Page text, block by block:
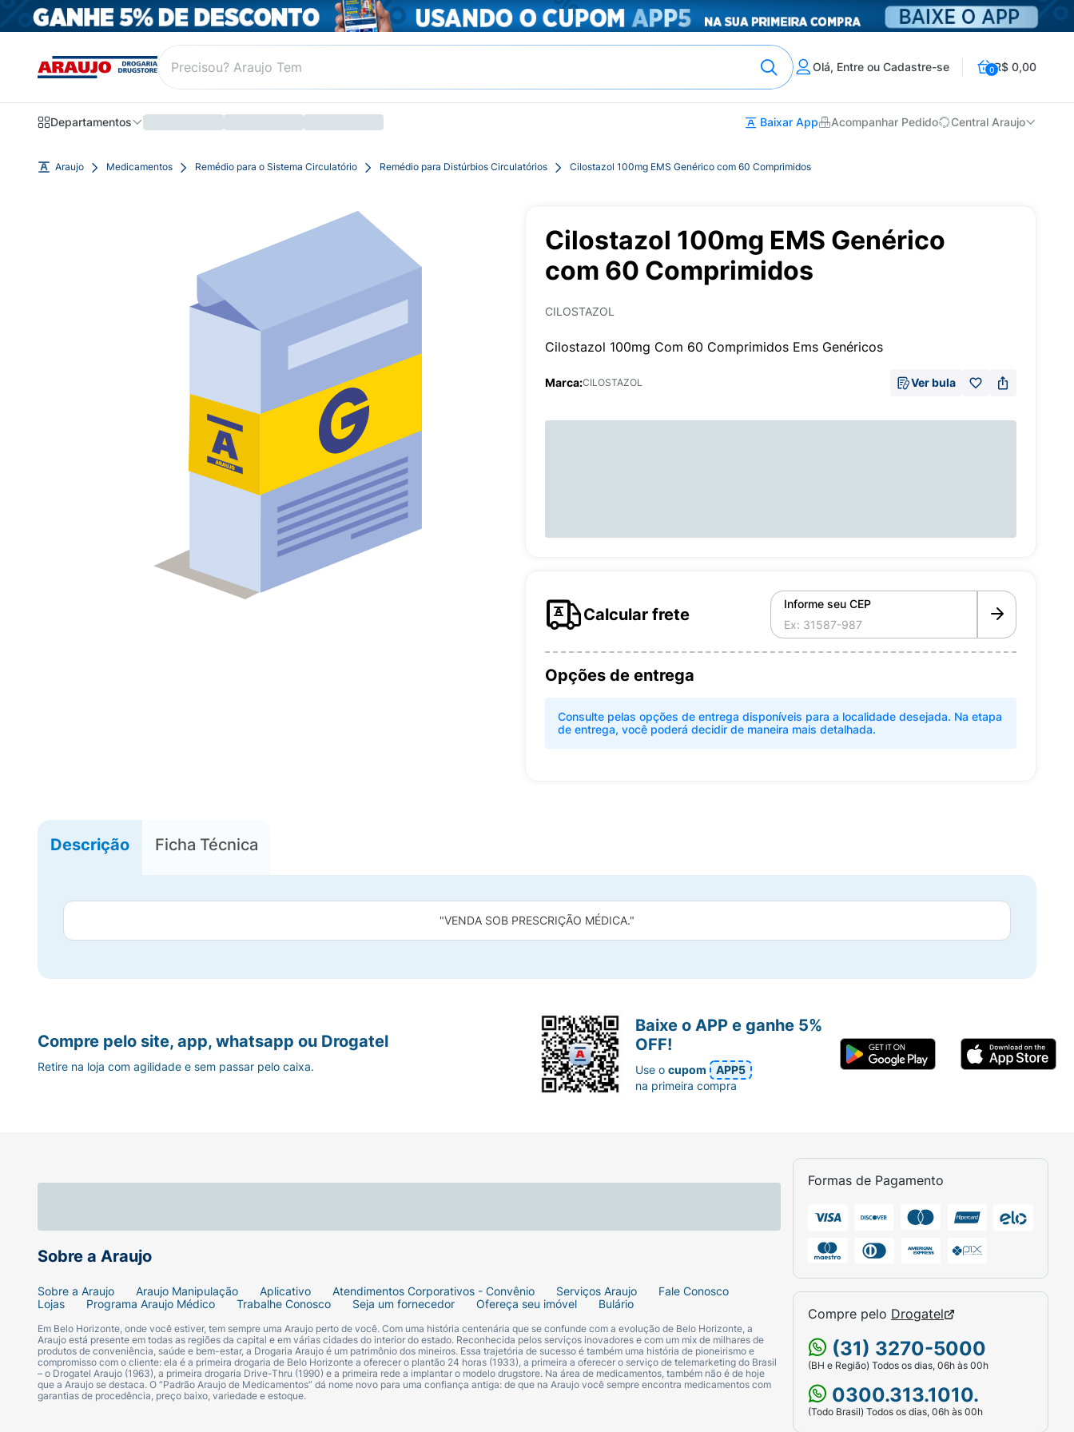
Olá, Entre ou Cadastre-se 0R$ 0,00
Departamentos Baixar App Acompanhar Pedido Central Araujo
Araujo Medicamentos Remédio para o Sistema Circulatório Remédio para Distúrbios Circulatórios Cilostazol 100mg EMS Genérico com 60 Comprimidos
Cilostazol 100mg EMS Genérico
com 60 Comprimidos
CILOSTAZOL
Cilostazol 100mg Com 60 Comprimidos Ems Genéricos
Marca:CILOSTAZOL Ver bula
Calcular frete
Informe seu CEP
Opções de entrega
Consulte pelas opções de entrega disponíveis para a localidade desejada. Na etapa
de entrega, você poderá decidir de maneira mais detalhada.
Descrição Ficha Técnica
"VENDA SOB PRESCRIÇÃO MÉDICA."
Sobre a Araujo
Sobre a Araujo Araujo Manipulação Aplicativo Atendimentos Corporativos - Convênio Serviços Araujo
Fale Conosco
Lojas
Programa Araujo Médico Trabalhe Conosco Seja um fornecedor Ofereça seu imóvel Bulário
Em Belo Horizonte, onde você estiver, tem sempre uma Araujo perto de você. Com uma história centenária que se confunde com a evolução de Belo Horizonte, a
Araujo está presente em todas as regiões da capital e em várias cidades do interior do estado. Reconhecida pelos serviços inovadores e com um mix de milhares de
produtos de conveniência, saúde e bem-estar, a Drogaria Araujo é um patrimônio dos mineiros. Essa trajetória de sucesso é também uma história de pioneirismo e
compromisso com o cliente: ela é a primeira drogaria de Belo Horizonte a oferecer o plantão 24 horas (1933), a primeira a oferecer o serviço de telemarketing do Brasil
– o Drogatel Araujo (1963), a primeira drogaria Drive-Thru (1990) e a primeira rede a implantar o modelo drugstore. Na área de medicamentos, também não é de hoje
que a Araujo se destaca. O “Padrão Araujo de Medicamentos” dá nome novo para uma confiança antiga: de que na Araujo você sempre encontra medicamentos com
garantias de procedência, preço baixo, variedade e estoque.
Formas de Pagamento
Compre pelo Drogatel
(31) 3270-5000
(BH e Região) Todos os dias, 06h às 00h
0300.313.1010.
(Todo Brasil) Todos os dias, 06h às 00h
Compre pelo site, app, whatsapp ou Drogatel
Retire na loja com agilidade e sem passar pelo caixa.
Baixe o APP e ganhe 5%
OFF!
Use ocupom
APP5
na primeira compra